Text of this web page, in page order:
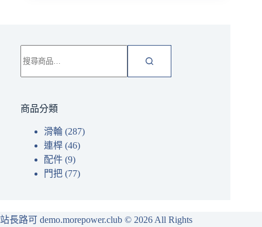
尋
關
商品分類
滑輪 (287)
連桿 (46)
配件 (9)
門把 (77)
站長路可 demo.morepower.club © 2026 All Rights